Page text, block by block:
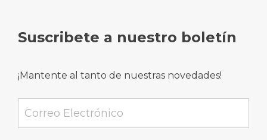
Suscribete a nuestro boletín
¡Mantente al tanto de nuestras novedades!